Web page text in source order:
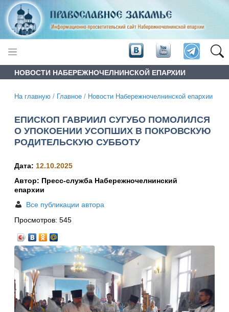
НОВОСТИ НАБЕРЕЖНОЧЕЛНИНСКОЙ ЕПАРХИИ
На главную / Главное / Новости Набережночелнинской епархии
ЕПИСКОП ГАВРИИЛ СУГУБО ПОМОЛИЛСЯ
О УПОКОЕНИИ УСОПШИХ В ПОКРОВСКУЮ
РОДИТЕЛЬСКУЮ СУББОТУ
Дата: 12.10.2025
Автор: Пресс-служба Набережночелнинский
епархии
Все публикации автора
Просмотров: 545